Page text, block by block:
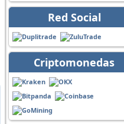
Red Social
Criptomonedas